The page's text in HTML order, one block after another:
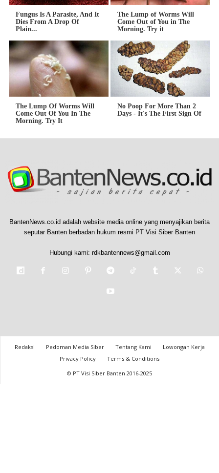
Fungus Is A Parasite, And It
Dies From A Drop Of
Plain...
The Lump of Worms Will
Come Out of You in The
Morning. Try it
The Lump Of Worms Will
Come Out Of You In The
Morning. Try It
No Poop For More Than 2
Days - It's The First Sign Of
BantenNews.co.id adalah website media online yang menyajikan berita
seputar Banten berbadan hukum resmi PT Visi Siber Banten
Hubungi kami: rdkbantennews@gmail.com
Redaksi Pedoman Media Siber Tentang Kami
Lowongan Kerja
Privacy Policy
Terms & Conditions
© PT Visi Siber Banten 2016-2025